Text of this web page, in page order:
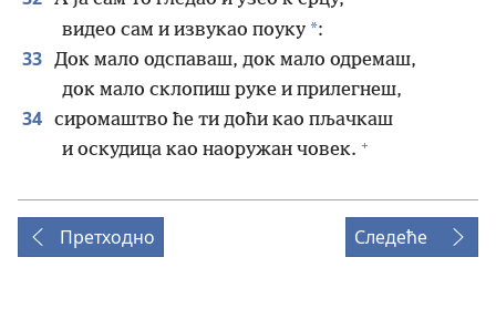
видео сам и извукао поуку *:
33 Док мало одспаваш, док мало одремаш,
док мало склопиш руке и прилегнеш,
34 сиромаштво ће ти доћи као пљачкаш
и оскудица као наоружан човек. +
Претходно Следеће